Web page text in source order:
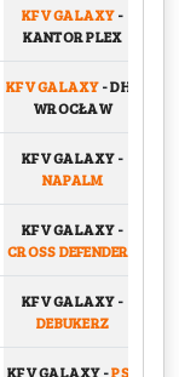
KFV GALAXY-
KANTOR PLEX
KFV GALAXY-DHL
WROCŁAW
KFV GALAXY-
NAPALM
KFV GALAXY-
CROSS DEFENDERS
KFV GALAXY-
DEBUKERZ
KFV GALAXY-PSŻ